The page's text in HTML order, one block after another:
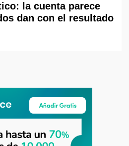
la cuenta parece
dan con el resultado